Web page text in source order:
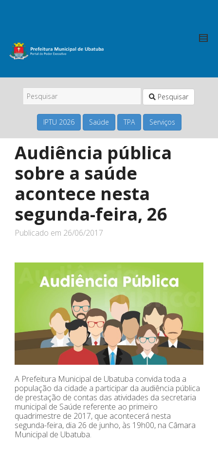
Pesquisar
IPTU 2026 Saúde TPA Serviços
Audiência pública
sobre a saúde
acontece nesta
segunda-feira, 26
Publicado em 26/06/2017
A Prefeitura Municipal de Ubatuba convida toda a
população da cidade a participar da audiência pública
de prestação de contas das atividades da secretaria
municipal de Saúde referente ao primeiro
quadrimestre de 2017, que acontecerá nesta
segunda-feira, dia 26 de junho, às 19h00, na Câmara
Municipal de Ubatuba.